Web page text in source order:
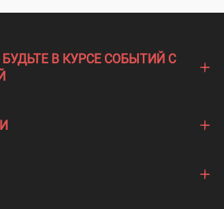
БУДЬТЕ В КУРСЕ СОБЫТИЙ С